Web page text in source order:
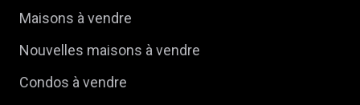
Maisons à vendre
Nouvelles maisons à vendre
Condos à vendre